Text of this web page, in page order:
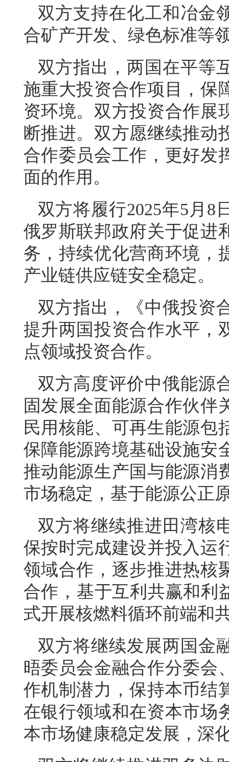
双方支持在化工和冶金
合矿产开发、绿色标准等
双方指出，两国在平等
施重大投资合作项目，保
资环境。双方投资合作展
断推进。双方愿继续推动
合作委员会工作，更好发
面的作用。
双方将履行2025年5月8
俄罗斯联邦政府关于促进
务，持续优化营商环境，
产业链供应链安全稳定。
双方指出，《中俄投资
提升两国投资合作水平，
点领域投资合作。
双方高度评价中俄能源
固发展全面能源合作伙伴
民用核能、可再生能源包
保障能源跨境基础设施安
推动能源生产国与能源消
市场稳定，基于能源公正
双方将继续推进田湾核
保按时完成建设并投入运
领域合作，逐步推进热核
合作，基于互利共赢和利
式开展核燃料循环前端和
双方将继续发展两国金
晤委员会金融合作分委会
作机制潜力，保持本币结
在银行领域和在资本市场
本市场健康稳定发展，深